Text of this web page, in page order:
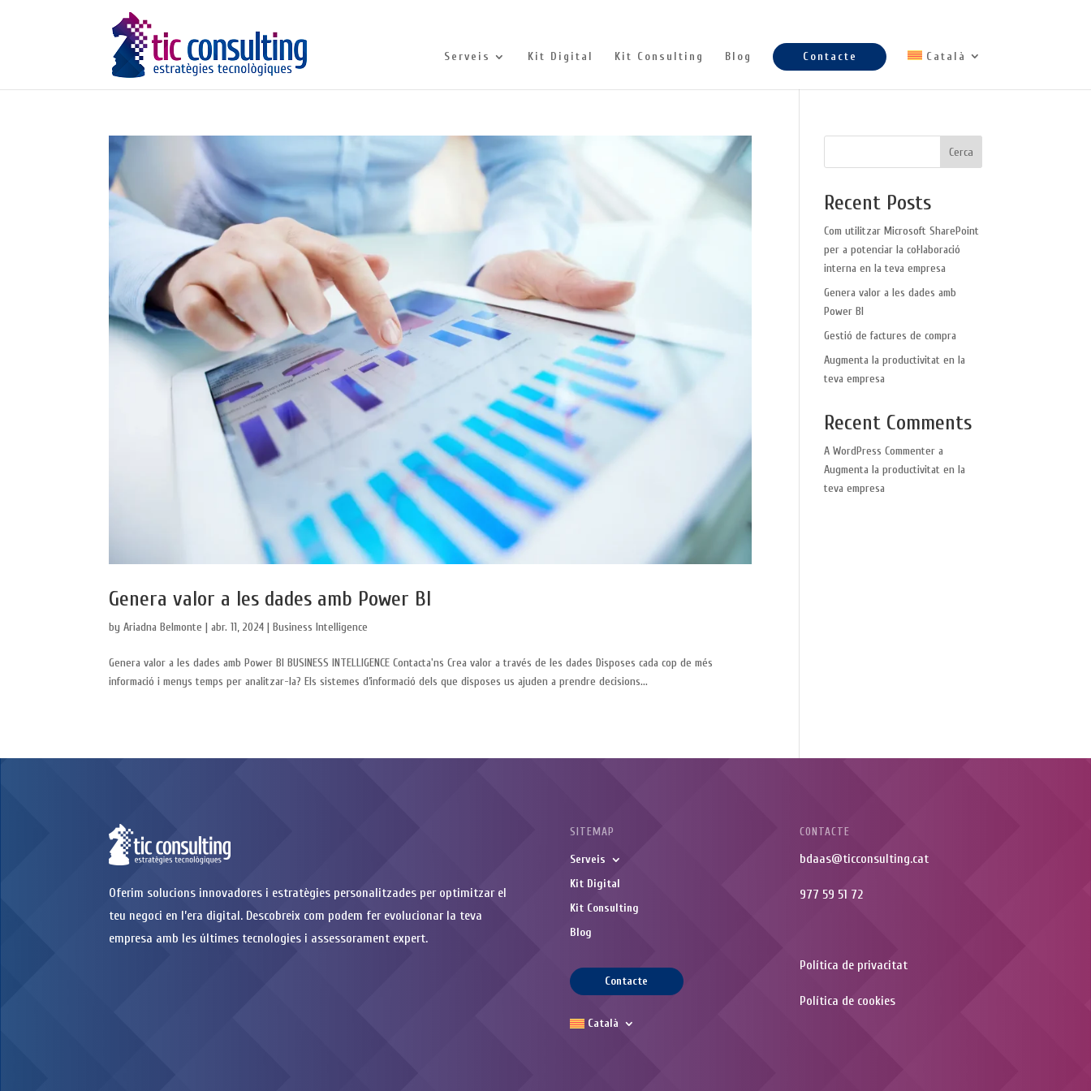
Serveis Kit Digital Kit Consulting Blog Contacte Català
Genera valor a les dades amb Power BI
byAriadna Belmonte |abr. 11, 2024 |Business Intelligence
Genera valor a les dades amb Power BI BUSINESS INTELLIGENCE Contacta'ns Crea valor a través de les dades Disposes cada cop de més
informació i menys temps per analitzar-la? Els sistemes d’informació dels que disposes us ajuden a prendre decisions...
Cerca
Recent Posts
Com utilitzar Microsoft SharePoint
per a potenciar la col·laboració
interna en la teva empresa
Genera valor a les dades amb
Power BI
Gestió de factures de compra
Augmenta la productivitat en la
teva empresa
Recent Comments
A WordPress Commenter a
Augmenta la productivitat en la
teva empresa
Oferim solucions innovadores i estratègies personalitzades per optimitzar el
teu negoci en l’era digital. Descobreix com podem fer evolucionar la teva
empresa amb les últimes tecnologies i assessorament expert.
SITEMAP
Serveis
Kit Digital
Kit Consulting
Blog
Contacte
Català
CONTACTE
bdaas@ticconsulting.cat
977 59 51 72
Política de privacitat
Política de cookies